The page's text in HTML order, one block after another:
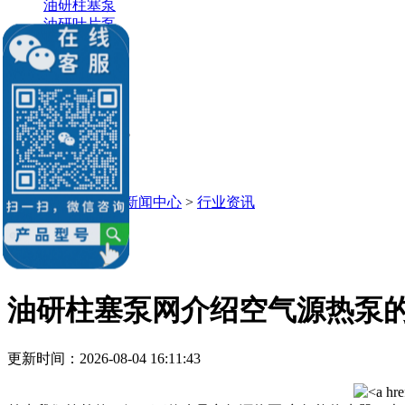
油研柱塞泵
油研叶片泵
油研液压缸
油研电机
油研电磁阀
销售：李经理
微信：13686884195
Q Q：539184136
539184136@qq.com
当前位置：主页>新闻中心 > 行业资讯
行业资讯
油研柱塞泵网介绍空气源热泵
更新时间：2026-08-04 16:11:43